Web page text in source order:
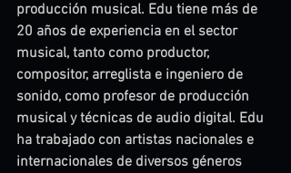
producción musical. Edu tiene más de
20 años de experiencia en el sector
musical, tanto como productor,
compositor, arreglista e ingeniero de
sonido, como profesor de producción
musical y técnicas de audio digital. Edu
ha trabajado con artistas nacionales e
internacionales de diversos géneros